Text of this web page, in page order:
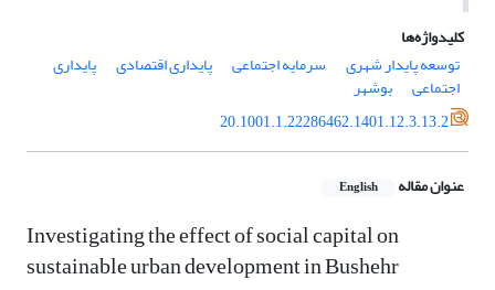
کلیدواژه‌ها
توسعه پایدار شهری
سرمایه اجتماعی پایداری اقتصادی پایداری
اجتماعی
بوشهر
20.1001.1.22286462.1401.12.3.13.2
عنوان مقاله English
Investigating the effect of social capital on
sustainable urban development in Bushehr